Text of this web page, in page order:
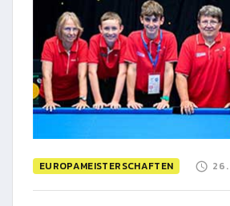
EUROPAMEISTERSCHAFTEN